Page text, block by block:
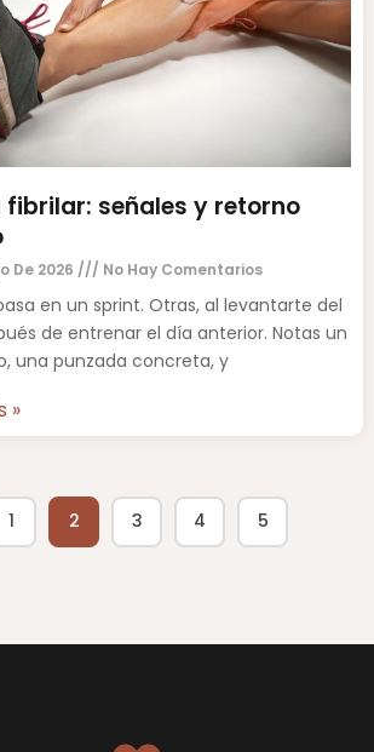
fibrilar: señales y retorno
De 2026 No Hay Comentarios
en un sprint. Otras, al levantarte del
de entrenar el día anterior. Notas un
una punzada concreta, y
»
1 2 3 4 5